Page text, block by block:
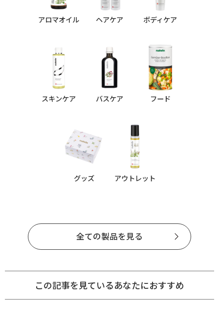
アロマオイル ヘアケア ボディケア
スキンケア バスケア フード
グッズ アウトレット
全ての製品を見る
この記事を見ているあなたにおすすめ